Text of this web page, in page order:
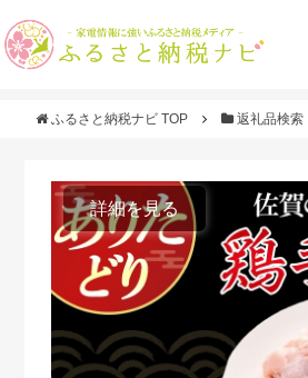
ふるさと納税ナビ TOP 返礼品検索
詳細を見る